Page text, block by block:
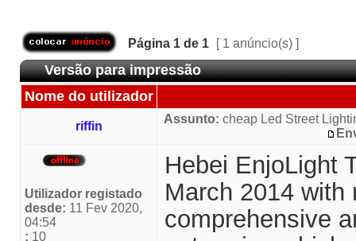
Página 1 de 1 [ 1 anúncio(s) ]
Versão para impressão
Nome do utilizador
riffin
Assunto: cheap Led Street
Utilizador registado
desde: 11 Fev 2020,
04:54
: 10
Hebei EnjoLight
March 2014
comprehensive